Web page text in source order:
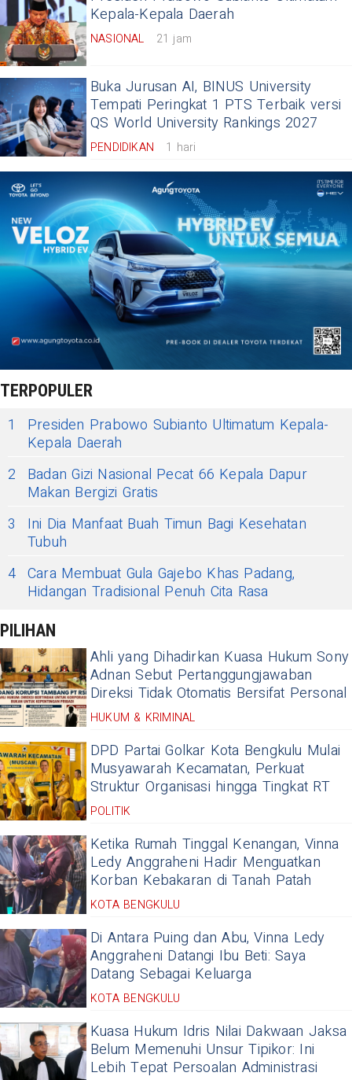
Kepala-Kepala Daerah
NASIONAL 21 jam
Buka Jurusan AI, BINUS University
Tempati Peringkat 1 PTS Terbaik versi
QS World University Rankings 2027
PENDIDIKAN 1 hari
TERPOPULER
1
Presiden Prabowo Subianto Ultimatum Kepala-
Kepala Daerah
2
Badan Gizi Nasional Pecat 66 Kepala Dapur
Makan Bergizi Gratis
3
Ini Dia Manfaat Buah Timun Bagi Kesehatan
Tubuh
4 Cara Membuat Gula Gajebo Khas Padang,
Hidangan Tradisional Penuh Cita Rasa
PILIHAN
Ahli yang Dihadirkan Kuasa Hukum Sony
Adnan Sebut Pertanggungjawaban
Direksi Tidak Otomatis Bersifat Personal
HUKUM & KRIMINAL
DPD Partai Golkar Kota Bengkulu Mulai
Musyawarah Kecamatan, Perkuat
Struktur Organisasi hingga Tingkat RT
POLITIK
Ketika Rumah Tinggal Kenangan, Vinna
Ledy Anggraheni Hadir Menguatkan
Korban Kebakaran di Tanah Patah
KOTA BENGKULU
Di Antara Puing dan Abu, Vinna Ledy
Anggraheni Datangi Ibu Beti: Saya
Datang Sebagai Keluarga
KOTA BENGKULU
Kuasa Hukum Idris Nilai Dakwaan Jaksa
Belum Memenuhi Unsur Tipikor: Ini
Lebih Tepat Persoalan Administrasi